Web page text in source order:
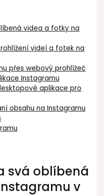
videa a fotky na
videí a fotek na
přes webový prohlížeč
Instagramu
aplikace pro
obsahu na Instagramu
svá oblíbená
v